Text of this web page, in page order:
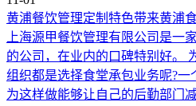
黄浦餐饮管理定制特色带来黄浦
上海源甲餐饮管理有限公司是一
的公司，在业内的口碑特别好。
组织都是选择食堂承包业务呢?一
为这样做能够让自己的后勤部门